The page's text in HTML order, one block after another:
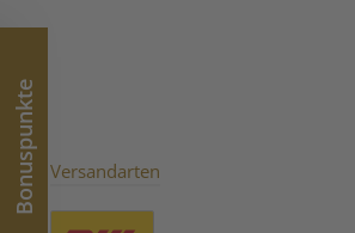
Versandarten
Bonuspunkte